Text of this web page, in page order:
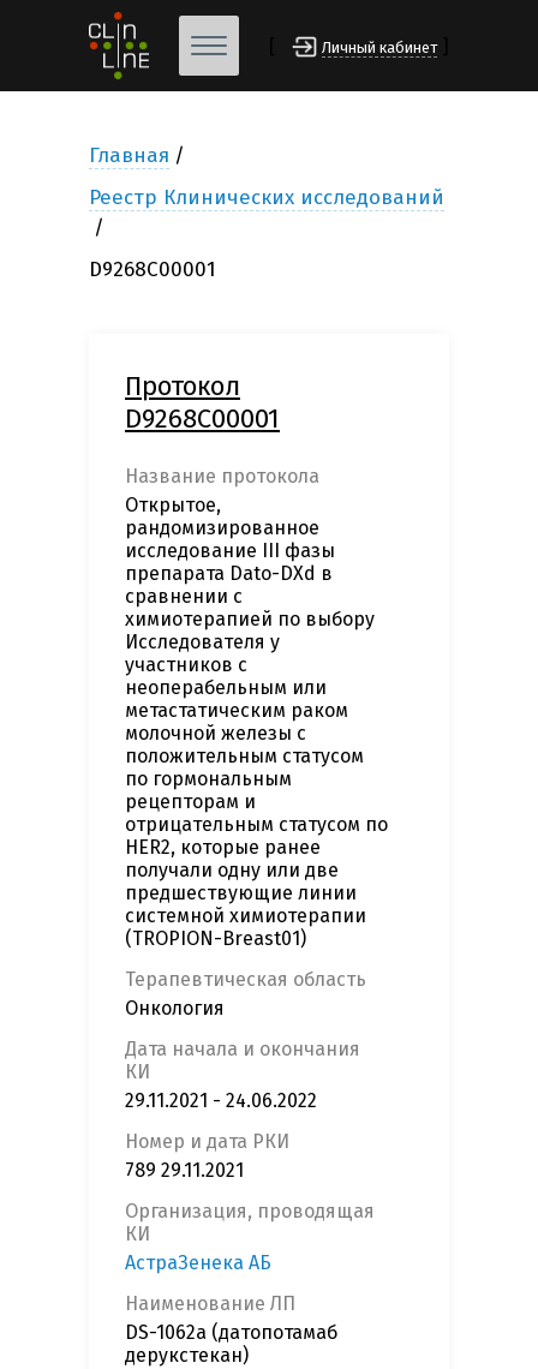
Личный кабинет
Главная
Реестр Клинических исследований
D9268C00001
Протокол
D9268C00001
Название протокола
Открытое,
рандомизированное
исследование III фазы
препарата Dato-DXd в
сравнении с
химиотерапией по выбору
Исследователя у
участников с
неоперабельным или
метастатическим раком
молочной железы с
положительным статусом
по гормональным
рецепторам и
отрицательным статусом по
HER2, которые ранее
получали одну или две
предшествующие линии
системной химиотерапии
(TROPION-Breast01)
Терапевтическая область
Онкология
Дата начала и окончания
КИ
29.11.2021 - 24.06.2022
Номер и дата РКИ
789 29.11.2021
Организация, проводящая
КИ
АстраЗенека АБ
Наименование ЛП
DS-1062a (датопотамаб
дерукстекан)